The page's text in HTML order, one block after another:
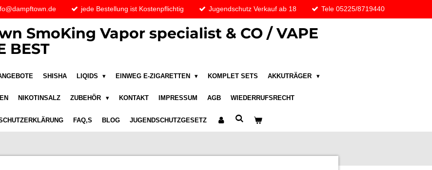
jede Bestellung ist Kostenpflichtig Jugendschutz Verkauf ab 18 Tele 05225/8719440
SmoKing Vapor specialist & CO / VAPE
BEST
SHISHA LIQIDS EINWEG E-ZIGARETTEN KOMPLET SETS AKKUTRÄGER
NIKOTINSALZ ZUBEHÖR KONTAKT IMPRESSUM AGB WIEDERRUFSRECHT
FAQ,S BLOG JUGENDSCHUTZGESETZ